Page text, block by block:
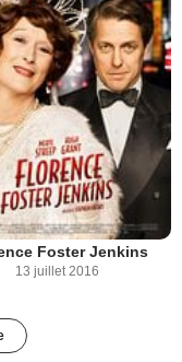
Foster Jenkins
13 juillet 2016